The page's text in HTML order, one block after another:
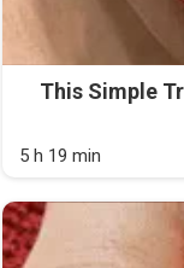
This Simple
5 h 19 min